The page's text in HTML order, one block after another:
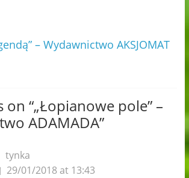
– Wydawnictwo AKSJOMAT
on “„Łopianowe pole” –
ADAMADA”
tynka
29/01/2018 at 13:43